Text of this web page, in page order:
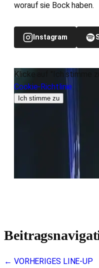
worauf sie Bock haben.
Instagram
Klicke auf "Ich stimme
Cookie-Richtlinie
Ich stimme zu
← VORHERIGES LINE-UP